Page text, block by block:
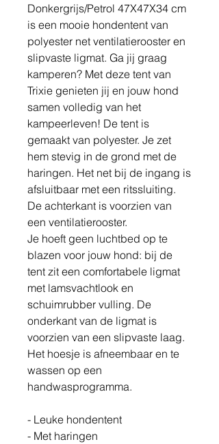
Donkergrijs/Petrol 47X47X34 cm
is een mooie hondentent van
polyester net ventilatierooster en
slipvaste ligmat. Ga jij graag
kamperen? Met deze tent van
Trixie genieten jij en jouw hond
samen volledig van het
kampeerleven! De tent is
gemaakt van polyester. Je zet
hem stevig in de grond met de
haringen. Het net bij de ingang is
afsluitbaar met een ritssluiting.
De achterkant is voorzien van
een ventilatierooster.
Je hoeft geen luchtbed op te
blazen voor jouw hond: bij de
tent zit een comfortabele ligmat
met lamsvachtlook en
schuimrubber vulling. De
onderkant van de ligmat is
voorzien van een slipvaste laag.
Het hoesje is afneembaar en te
wassen op een
handwasprogramma.
- Leuke hondentent
- Met haringen